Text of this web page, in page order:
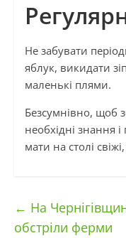
Не забувати
яблук, викидати
маленькі плями.
Безсумнівно, щоб
необхідні знання
мати на столі
← На
обстріли ферми